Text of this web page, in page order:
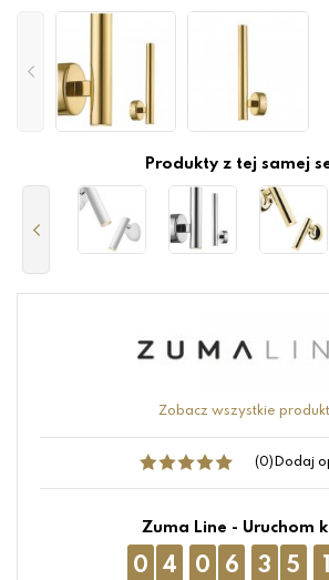
Produkty z tej samej
Zobacz wszystkie
(0) Dodaj
Zuma Line - Uruchom
0 4 0 6 3 5 1